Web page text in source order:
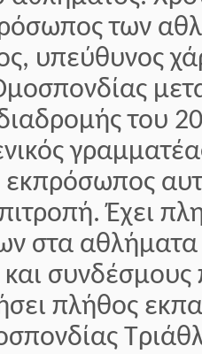
των
υπεύθυνος
του
εκπρόσωπος
Έχει
στα αθλήματα
συνδέσμους
πλήθος